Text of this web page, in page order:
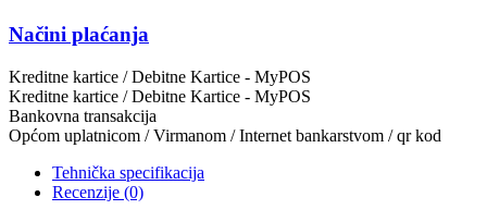
Načini plaćanja
Kreditne kartice / Debitne Kartice - MyPOS
Kreditne kartice / Debitne Kartice - MyPOS
Bankovna transakcija
Općom uplatnicom / Virmanom / Internet bankarstvom / qr kod
Tehnička specifikacija
Recenzije (0)